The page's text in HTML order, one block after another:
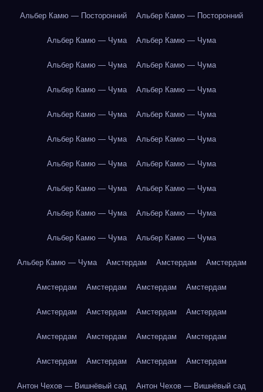
Альбер Камю — Посторонний Альбер Камю — Посторонний
Альбер Камю — Чума Альбер Камю — Чума
Альбер Камю — Чума Альбер Камю — Чума
Альбер Камю — Чума Альбер Камю — Чума
Альбер Камю — Чума Альбер Камю — Чума
Альбер Камю — Чума Альбер Камю — Чума
Альбер Камю — Чума Альбер Камю — Чума
Альбер Камю — Чума Альбер Камю — Чума
Альбер Камю — Чума Альбер Камю — Чума
Альбер Камю — Чума Альбер Камю — Чума
Альбер Камю — Чума Амстердам Амстердам Амстердам
Амстердам Амстердам Амстердам Амстердам
Амстердам Амстердам Амстердам Амстердам
Амстердам Амстердам Амстердам Амстердам
Амстердам Амстердам Амстердам Амстердам
Антон Чехов — Вишнёвый сад Антон Чехов — Вишнёвый сад